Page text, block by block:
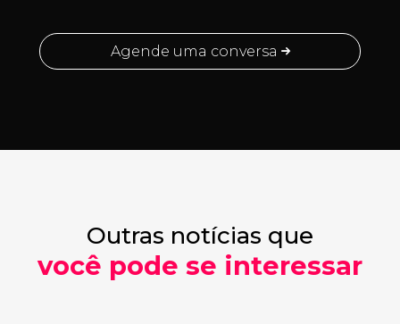
Agende uma conversa
Outras notícias que
você pode se interessar